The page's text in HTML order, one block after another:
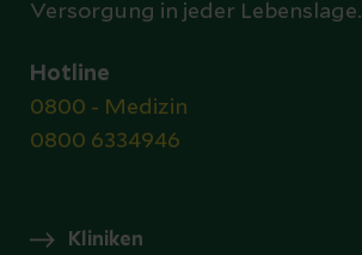
Versorgung in jeder Lebenslage.
Hotline
0800 - Medizin
0800 6334946
Kliniken